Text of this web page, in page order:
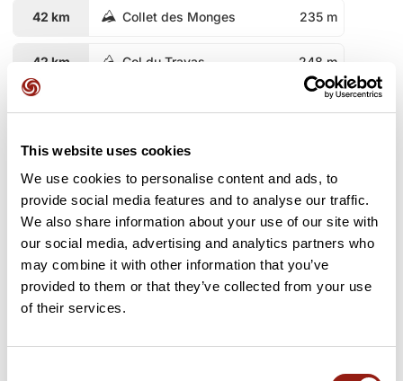
This website uses cookies
We use cookies to personalise content and ads, to
provide social media features and to analyse our traffic.
We also share information about your use of our site with
our social media, advertising and analytics partners who
may combine it with other information that you’ve
provided to them or that they’ve collected from your use
of their services.
42 km Collet des Monges 235 m
42 km Col du Trayas 248 m
46 km Col Notre Dame
48 km Col des Lentisques 263 m
49 km Baisse des Sangliers 250 m
50 km Col de l'Evêque 160 m
85 m